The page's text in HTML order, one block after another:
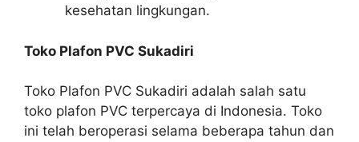
kesehatan lingkungan.
Toko Plafon PVC Sukadiri
Toko Plafon PVC Sukadiri adalah salah satu
toko plafon PVC terpercaya di Indonesia. Toko
ini telah beroperasi selama beberapa tahun dan